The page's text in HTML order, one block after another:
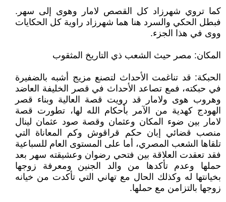
كما تروي شهرزاد كل القصص لامار وهوى إلى سهر.
فبطل الحكي والسرد هنا هما شهرزاد راوية كل الحكايات
ووى في هذا الجزء.
المكان: مصر حيث الشعب ذي التاريخ المثقوب
الحبكة: قد تناغمت الأحداث لتصنع مزيج أشبه بالضفيرة
في حبكته، فمع تصاعد الأحداث في قصر الخليفة العاضد
وهروب هوى ولامار قد رويت قصة العالية وبناء قصر
الهودج كهدية من الآمر بأحكام الله لها، تطورت قصة
لامار بين ضوء المكان وعثمان وقصة صود عثمان لينال
منصب قضائي إبان حكم قراقوش وكم المعاناة التي
تلقاها الشعب المصري، أما على المستوى العام للسباعية
فقد تعقدت العلاقة بين فتحي رضوان وعشيقته سهر بعد
حملها وعدم تأكدها من والد الجنين ومعرفة زوجها
بخيانتها له وكذلك الحال مع تهاني التي تأكدت من خيانه
زوجها بالتزامن مع حملها.